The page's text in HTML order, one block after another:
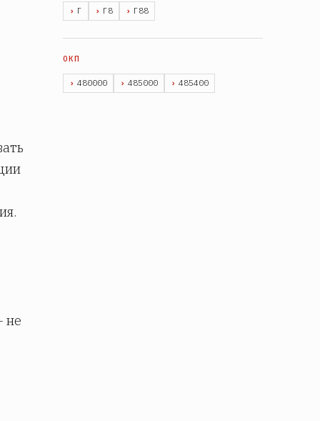
не
Г Г8 Г88
480000 485000 485400